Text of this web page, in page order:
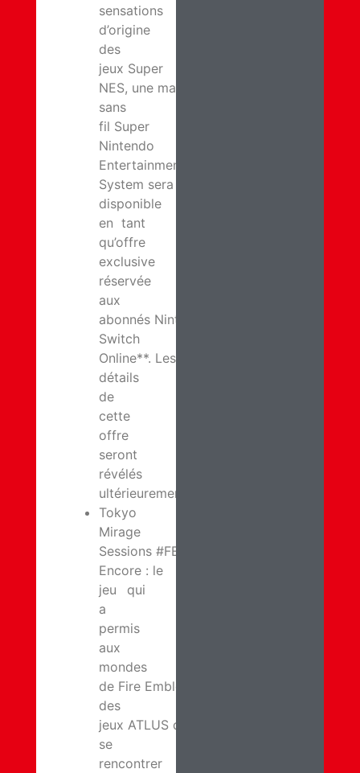
sensations
d’origine
des
jeux Super
NES, une manette
sans
fil Super
Nintendo
Entertainment
System sera
disponible
en tant
qu’offre
exclusive
réservée
aux
abonnés Nintendo
Switch
Online**. Les
détails
de
cette
offre
seront
révélés
ultérieurement.
Tokyo
Mirage
Sessions #FE
Encore : le
jeu qui
a
permis
aux
mondes
de Fire Emblem et
des
jeux ATLUS de
se
rencontrer